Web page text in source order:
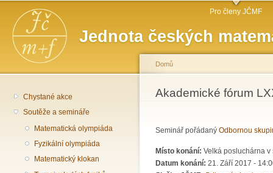
Jednota českých
Hlavní menu Pro členy JČMF
Chystané akce
Soutěže a semináře
Matematická olympiáda
Fyzikální olympiáda
Matematický klokan
Jste zde
Domů
Akademické fórum
Seminář pořádaný Odbornou
Místo konání: Velká posluchárna v
Datum konání: 21. Září 2017 -